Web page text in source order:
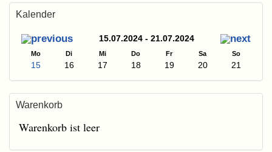
Kalender
15.07.2024 - 21.07.2024
Mo Di Mi Do Fr Sa So
15 16 17 18 19 20 21
Warenkorb
Warenkorb ist leer